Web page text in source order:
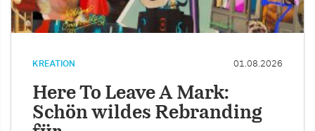
KREATION 01.08.2026
Here To Leave A Mark:
Schön wildes Rebranding